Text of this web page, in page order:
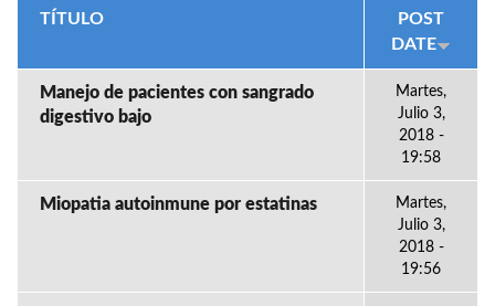
TÍTULO
POST
DATE
Manejo de pacientes con sangrado
digestivo bajo
Martes,
Julio 3,
2018 -
19:58
Miopatia autoinmune por estatinas
Martes,
Julio 3,
2018 -
19:56